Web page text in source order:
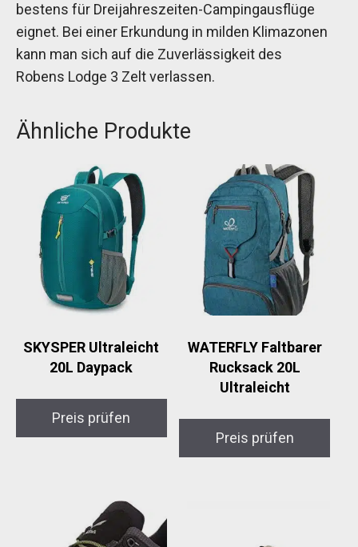
bestens für Dreijahreszeiten-Campingausflüge
eignet. Bei einer Erkundung in milden Klimazonen
kann man sich auf die Zuverlässigkeit des
Robens Lodge 3 Zelt verlassen.
Ähnliche Produkte
SKYSPER Ultraleicht
20L Daypack
Preis prüfen
WATERFLY Faltbarer
Rucksack 20L
Ultraleicht
Preis prüfen